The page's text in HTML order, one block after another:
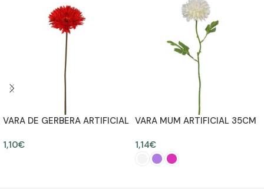
VARA DE GERBERA ARTIFICIAL
1,10€
VARA MUM ARTIFICIAL 35CM
1,14€